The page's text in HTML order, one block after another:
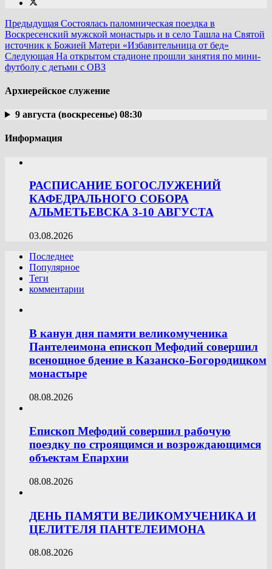
Предыдущая Состоялась паломническая поездка в
Воскресенский мужской монастырь и в село Ташла на Святой
источник к Божией Матери «Избавительница от бед»
Следующая На открытом стадионе прошли занятия по мини-
футболу с детьми с ОВЗ
Архиерейское служение
9 августа (воскресенье) 08:30
Информация
РАСПИСАНИЕ БОГОСЛУЖЕНИЙ
КАФЕДРАЛЬНОГО СОБОРА
АЛЬМЕТЬЕВСКА 3-10 АВГУСТА
03.08.2026
Последнее
Популярное
Теги
комментарии
В канун дня памяти великомученика
Пантелеимона епископ Мефодий совершил
всенощное бдение в Казанско-Богородицком
монастыре
08.08.2026
Епископ Мефодий совершил рабочую
поездку по строящимся и возрождающимся
объектам Епархии
08.08.2026
ДЕНЬ ПАМЯТИ ВЕЛИКОМУЧЕНИКА И
ЦЕЛИТЕЛЯ ПАНТЕЛЕИМОНА
08.08.2026